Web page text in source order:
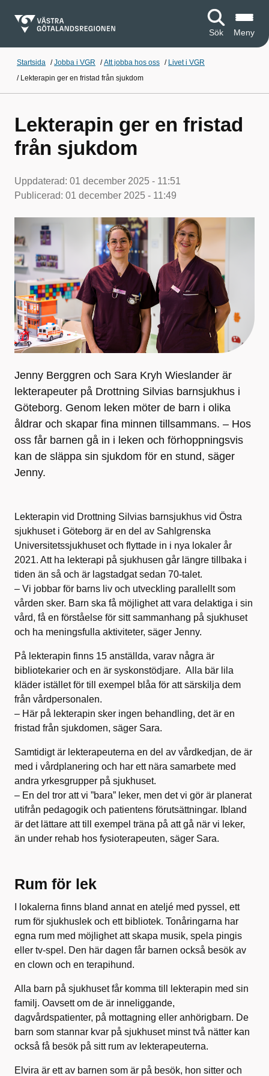
Sök Meny
Startsida /Jobba i VGR /Att jobba hos oss / Livet i VGR
/ Lekterapin ger en fristad från sjukdom
Lekterapin ger en fristad
från sjukdom
Uppdaterad: 01 december 2025 - 11:51
Publicerad: 01 december 2025 - 11:49
Jenny Berggren och Sara Kryh Wieslander är
lekterapeuter på Drottning Silvias barnsjukhus i
Göteborg. Genom leken möter de barn i olika
åldrar och skapar fina minnen tillsammans. – Hos
oss får barnen gå in i leken och förhoppningsvis
kan de släppa sin sjukdom för en stund, säger
Jenny.
Lekterapin vid Drottning Silvias barnsjukhus vid Östra
sjukhuset i Göteborg är en del av Sahlgrenska
Universitetssjukhuset och flyttade in i nya lokaler år
2021. Att ha lekterapi på sjukhusen går längre tillbaka i
tiden än så och är lagstadgat sedan 70-talet.
– Vi jobbar för barns liv och utveckling parallellt som
vården sker. Barn ska få möjlighet att vara delaktiga i sin
vård, få en förståelse för sitt sammanhang på sjukhuset
och ha meningsfulla aktiviteter, säger Jenny.
På lekterapin finns 15 anställda, varav några är
bibliotekarier och en är syskonstödjare. Alla bär lila
kläder istället för till exempel blåa för att särskilja dem
från vårdpersonalen.
– Här på lekterapin sker ingen behandling, det är en
fristad från sjukdomen, säger Sara.
Samtidigt är lekterapeuterna en del av vårdkedjan, de är
med i vårdplanering och har ett nära samarbete med
andra yrkesgrupper på sjukhuset.
– En del tror att vi ”bara” leker, men det vi gör är planerat
utifrån pedagogik och patientens förutsättningar. Ibland
är det lättare att till exempel träna på att gå när vi leker,
än under rehab hos fysioterapeuten, säger Sara.
Rum för lek
I lokalerna finns bland annat en ateljé med pyssel, ett
rum för sjukhuslek och ett bibliotek. Tonåringarna har
egna rum med möjlighet att skapa musik, spela pingis
eller tv-spel. Den här dagen får barnen också besök av
en clown och en terapihund.
Alla barn på sjukhuset får komma till lekterapin med sin
familj. Oavsett om de är inneliggande,
dagvårdspatienter, på mottagning eller anhörigbarn. De
barn som stannar kvar på sjukhuset minst två nätter kan
också få besök på sitt rum av lekterapeuterna.
Elvira är ett av barnen som är på besök, hon sitter och